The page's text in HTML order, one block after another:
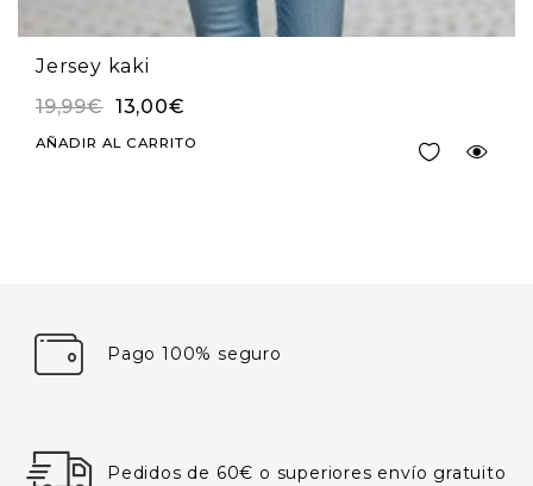
Jersey kaki
19,99€ 13,00€
AÑADIR AL CARRITO
Pago 100% seguro
Pedidos de 60€ o superiores envío gratuito